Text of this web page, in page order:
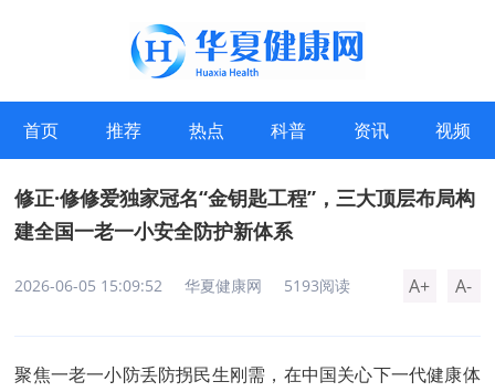
首页 推荐 热点 科普 资讯 视频
修正·修修爱独家冠名“金钥匙工程”，三大顶层布局构
建全国一老一小安全防护新体系
2026-06-05 15:09:52 华夏健康网 5193阅读 A+ A-
聚焦一老一小防丢防拐民生刚需，在中国关心下一代健康体